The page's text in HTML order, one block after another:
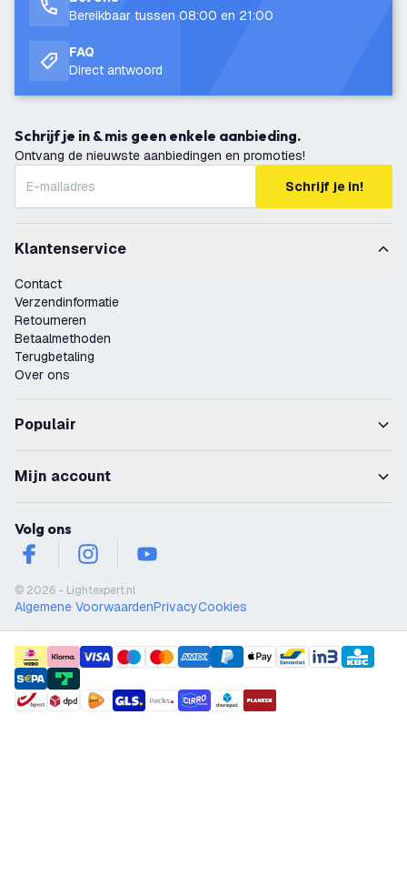
Bereikbaar tussen 08:00 en 21:00
FAQ
Direct antwoord
Schrijf je in & mis geen enkele aanbieding.
Ontvang de nieuwste aanbiedingen en promoties!
Schrijf je in!
Klantenservice
Contact
Verzendinformatie
Retourneren
Betaalmethoden
Terugbetaling
Over ons
Populair
Mijn account
Volg ons
facebookinstagramyoutube
© 2026 - Lightexpert.nl
Algemene VoorwaardenPrivacyCookies
payment methods
shipment methods